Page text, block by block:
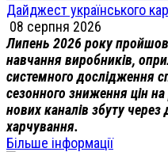
Дайджест українського
08 серпня 2026
Липень 2026 року
навчання виробників,
системного дослідження
сезонного зниження цін
нових каналів збуту через
харчування.
Більше інформації